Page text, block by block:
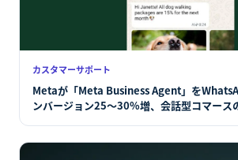
カスタマーサポート
Metaが「Meta Business Agent」を
ンバージョン25〜30%増、会話型コマース